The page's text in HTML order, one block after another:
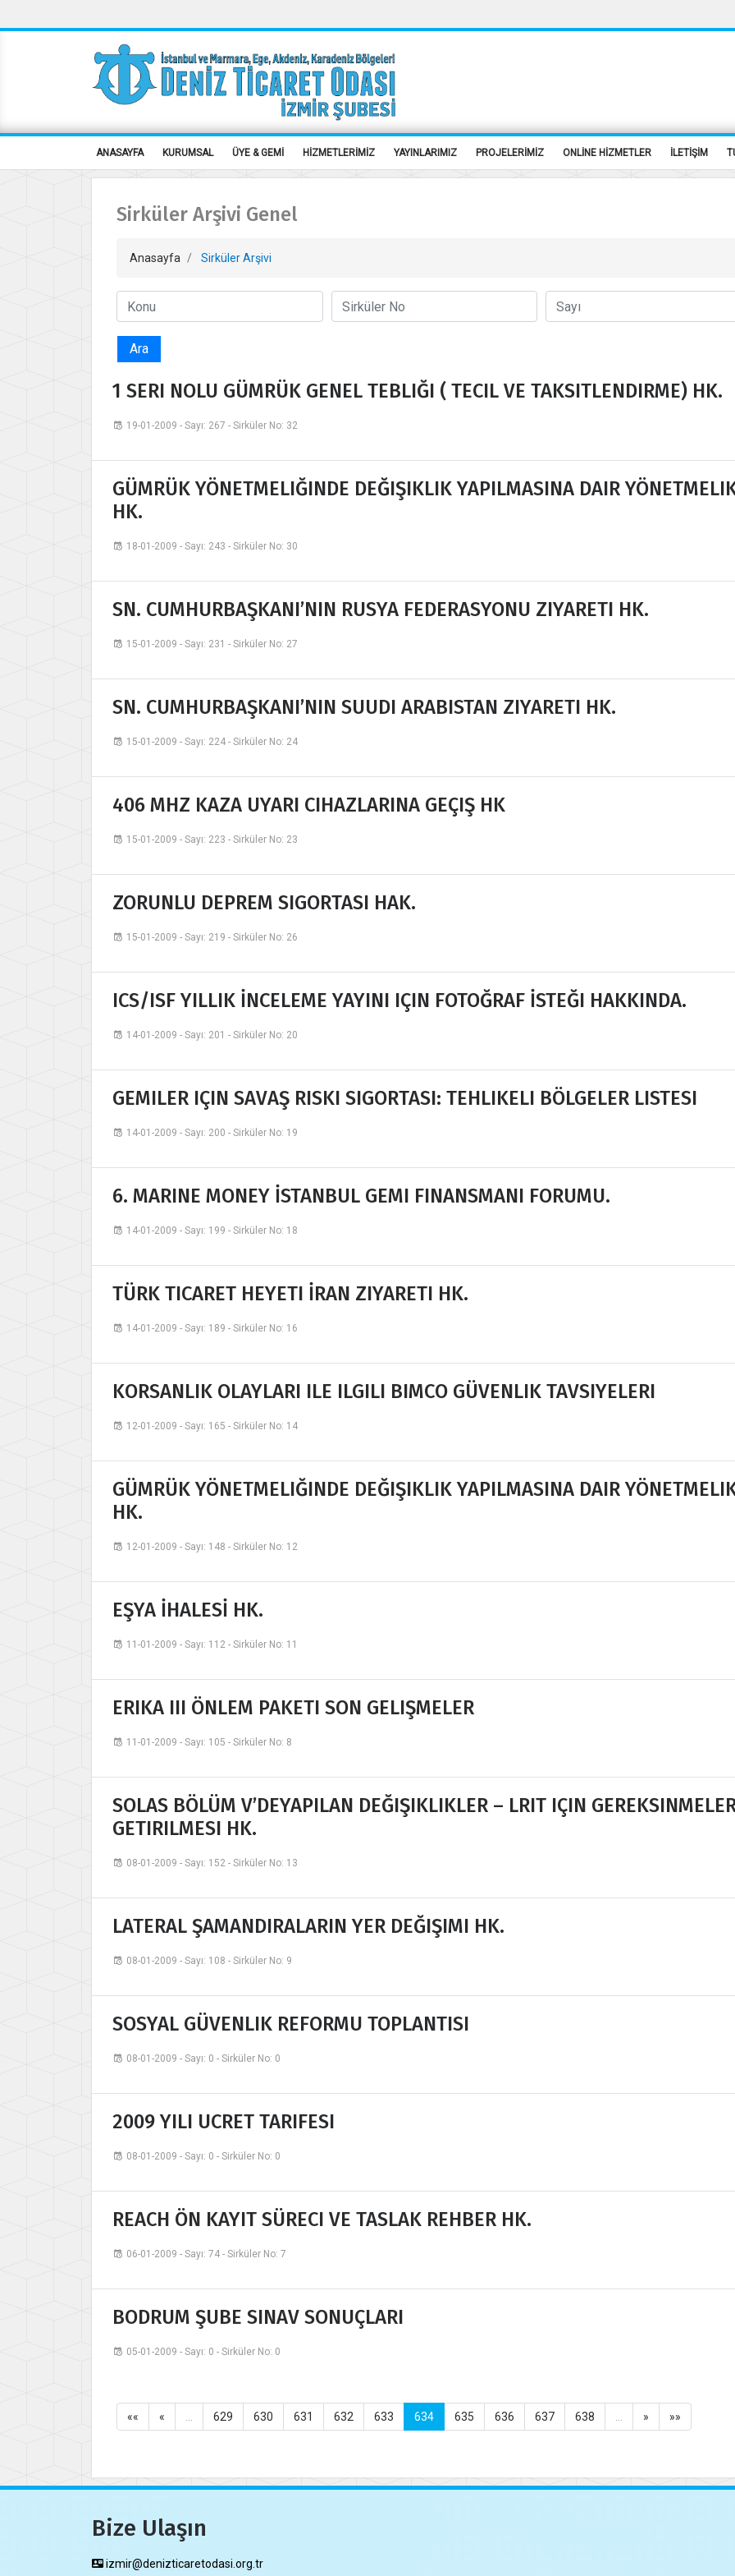
ANASAYFA KURUMSAL ÜYE & GEMİ HİZMETLERİMİZ YAYINLARIMIZ PROJELERİMİZ ONLİNE HİZMETLER İLETİŞİM
Sirküler Arşivi Genel
Anasayfa Sirküler Arşivi
Ara
1 SERI NOLU GÜMRÜK GENEL TEBLIĞI ( TECIL VE TAKSITLENDIRME) HK.
19-01-2009 - Sayı: 267 - Sirküler No: 32
GÜMRÜK YÖNETMELIĞINDE DEĞIŞIKLIK YAPILMASINA DAIR
HK.
18-01-2009 - Sayı: 243 - Sirküler No: 30
SN. CUMHURBAŞKANI’NIN RUSYA FEDERASYONU ZIYARETI HK.
15-01-2009 - Sayı: 231 - Sirküler No: 27
SN. CUMHURBAŞKANI’NIN SUUDI ARABISTAN ZIYARETI HK.
15-01-2009 - Sayı: 224 - Sirküler No: 24
406 MHZ KAZA UYARI CIHAZLARINA GEÇIŞ HK
15-01-2009 - Sayı: 223 - Sirküler No: 23
ZORUNLU DEPREM SIGORTASI HAK.
15-01-2009 - Sayı: 219 - Sirküler No: 26
ICS/ISF YILLIK İNCELEME YAYINI IÇIN FOTOĞRAF İSTEĞI HAKKINDA.
14-01-2009 - Sayı: 201 - Sirküler No: 20
GEMILER IÇIN SAVAŞ RISKI SIGORTASI: TEHLIKELI BÖLGELER LISTESI
14-01-2009 - Sayı: 200 - Sirküler No: 19
6. MARINE MONEY İSTANBUL GEMI FINANSMANI FORUMU.
14-01-2009 - Sayı: 199 - Sirküler No: 18
TÜRK TICARET HEYETI İRAN ZIYARETI HK.
14-01-2009 - Sayı: 189 - Sirküler No: 16
KORSANLIK OLAYLARI ILE ILGILI BIMCO GÜVENLIK TAVSIYELERI
12-01-2009 - Sayı: 165 - Sirküler No: 14
GÜMRÜK YÖNETMELIĞINDE DEĞIŞIKLIK YAPILMASINA DAIR
HK.
12-01-2009 - Sayı: 148 - Sirküler No: 12
EŞYA İHALESİ HK.
11-01-2009 - Sayı: 112 - Sirküler No: 11
ERIKA III ÖNLEM PAKETI SON GELIŞMELER
11-01-2009 - Sayı: 105 - Sirküler No: 8
SOLAS BÖLÜM V’DEYAPILAN DEĞIŞIKLIKLER – LRIT IÇIN
GETIRILMESI HK.
08-01-2009 - Sayı: 152 - Sirküler No: 13
LATERAL ŞAMANDIRALARIN YER DEĞIŞIMI HK.
08-01-2009 - Sayı: 108 - Sirküler No: 9
SOSYAL GÜVENLIK REFORMU TOPLANTISI
08-01-2009 - Sayı: 0 - Sirküler No: 0
2009 YILI UCRET TARIFESI
08-01-2009 - Sayı: 0 - Sirküler No: 0
REACH ÖN KAYIT SÜRECI VE TASLAK REHBER HK.
06-01-2009 - Sayı: 74 - Sirküler No: 7
BODRUM ŞUBE SINAV SONUÇLARI
05-01-2009 - Sayı: 0 - Sirküler No: 0
«« « … 629 630 631 632 633 634 635 636 637 638 … » »»
Bize Ulaşın
izmir@denizticaretodasi.org.tr